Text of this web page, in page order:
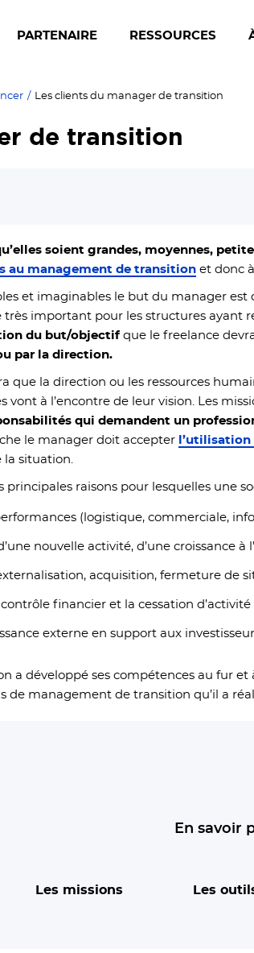
PARTENAIRE RESSOURCES
/ Les clients du manager de transition
de transition
soient grandes, moyennes,
au management de transition et donc
et imaginables le but du manager est
très important pour les structures ayant
du but/objectif que le freelance
par la direction.
que la direction ou les ressources
vont à l’encontre de leur vision. Les
qui demandent un
le manager doit accepter l’utilisation
la situation.
principales raisons pour lesquelles une
(logistique, commerciale,
nouvelle activité, d’une croissance à
acquisition, fermeture de
financier et la cessation d’activité
externe en support aux
a développé ses compétences au fur
de management de transition qu’il a
En savoir
Les missions Les